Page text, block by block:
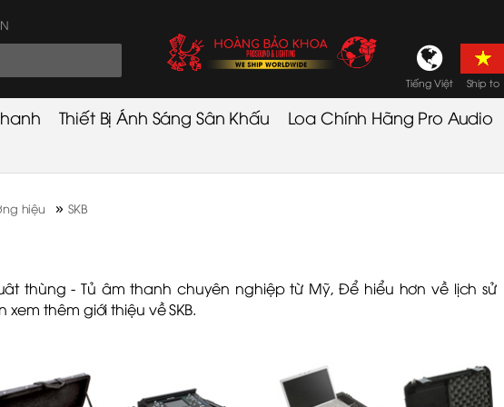
Tiếng Việt Ship to
Thiết Bị Ánh Sáng Sân Khấu Loa Chính Hãng Pro Audio
hiệu »SKB
thùng - Tủ âm thanh chuyên nghiệp từ Mỹ, Để hiểu hơn về lịch sử
xem thêm giới thiệu về SKB.